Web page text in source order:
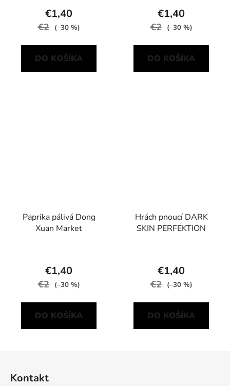
€1,40
€2 (–30 %)
DO KOŠÍKA
€1,40
€2 (–30 %)
DO KOŠÍKA
Paprika pálivá Dong
Xuan Market
€1,40
€2 (–30 %)
DO KOŠÍKA
Hrách pnoucí DARK
SKIN PERFEKTION
€1,40
€2 (–30 %)
DO KOŠÍKA
Kontakt